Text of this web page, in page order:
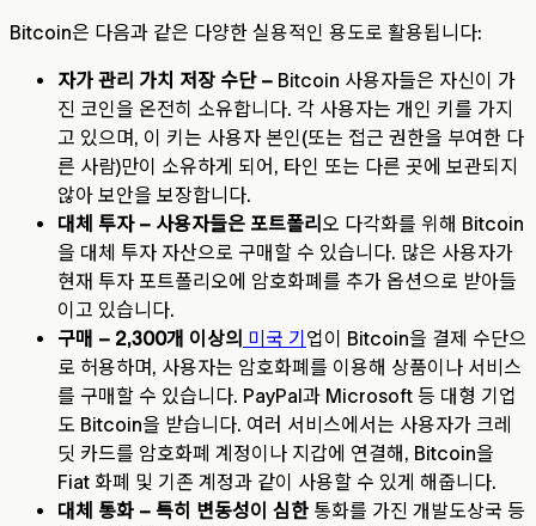
Bitcoin은 다음과 같은 다양한 실용적인 용도로 활용됩니다:
자가 관리 가치 저장 수단 – Bitcoin 사용자들은 자신이 가
진 코인을 온전히 소유합니다. 각 사용자는 개인 키를 가지
고 있으며, 이 키는 사용자 본인(또는 접근 권한을 부여한 다
른 사람)만이 소유하게 되어, 타인 또는 다른 곳에 보관되지
않아 보안을 보장합니다.
대체 투자 – 사용자들은 포트폴리 오 다각화를 위해 Bitcoin
을 대체 투자 자산으로 구매할 수 있습니다. 많은 사용자가
현재 투자 포트폴리오에 암호화폐를 추가 옵션으로 받아들
이고 있습니다.
구매 – 2,300개 이상의 미국 기 업이 Bitcoin을 결제 수단으
로 허용하며, 사용자는 암호화폐를 이용해 상품이나 서비스
를 구매할 수 있습니다. PayPal과 Microsoft 등 대형 기업
도 Bitcoin을 받습니다. 여러 서비스에서는 사용자가 크레
딧 카드를 암호화폐 계정이나 지갑에 연결해, Bitcoin을
Fiat 화폐 및 기존 계정과 같이 사용할 수 있게 해줍니다.
대체 통화 – 특히 변동성이 심한 통화를 가진 개발도상국 등